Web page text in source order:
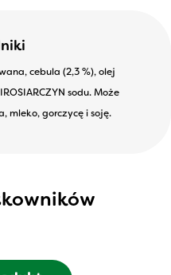
cebula (2,3 %), olej
sodu. Może
mleko, gorczycę i soję.